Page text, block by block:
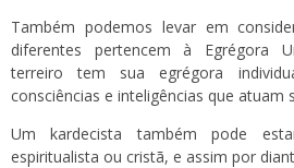
Também podemos levar em
diferentes pertencem à Egrégora
terreiro tem sua egrégora
consciências e inteligências que atuam
Um kardecista também pode
espiritualista ou cristã, e assim por